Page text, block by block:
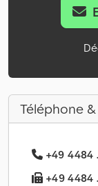
Téléphone
+49 4484
+49 4484